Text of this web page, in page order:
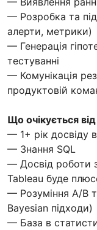
— Розробка та
алерти, метрики)
— Генерація
тестуванні
— Комунікація
продуктовій
Що очікується
— 1+ рік досвіду
— Знання SQL
— Досвід роботи
Tableau буде
— Розуміння A/B
Bayesian підходи)
— База в